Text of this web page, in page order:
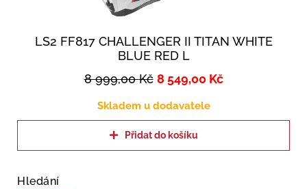
LS2 FF817 CHALLENGER II TITAN WHITE
BLUE RED L
8 999,00Kč 8 549,00 Kč
Skladem u dodavatele
Přidat do košíku
Hledání